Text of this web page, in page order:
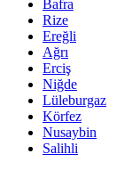
Bafra
Rize
Ereğli
Ağrı
Erciş
Niğde
Lüleburgaz
Körfez
Nusaybin
Salihli